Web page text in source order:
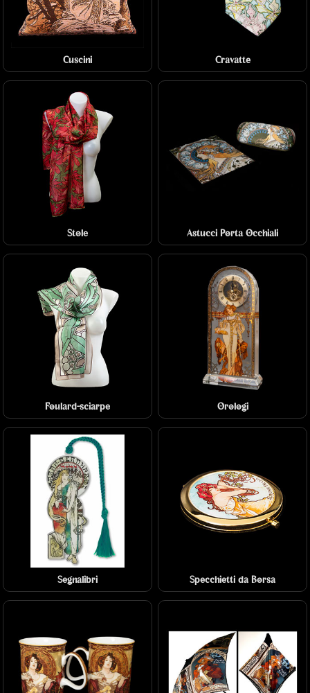
Cuscini Cravatte
Stole Astucci Porta Occhiali
Foulard-sciarpe Orologi
Segnalibri Specchietti da Borsa